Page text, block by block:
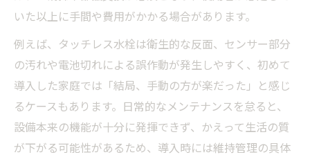
いた以上に手間や費用がかかる場合があります。
例えば、タッチレス水栓は衛生的な反面、センサー部分
の汚れや電池切れによる誤作動が発生しやすく、初めて
導入した家庭では「結局、手動の方が楽だった」と感じ
るケースもあります。日常的なメンテナンスを怠ると、
設備本来の機能が十分に発揮できず、かえって生活の質
が下がる可能性があるため、導入時には維持管理の具体